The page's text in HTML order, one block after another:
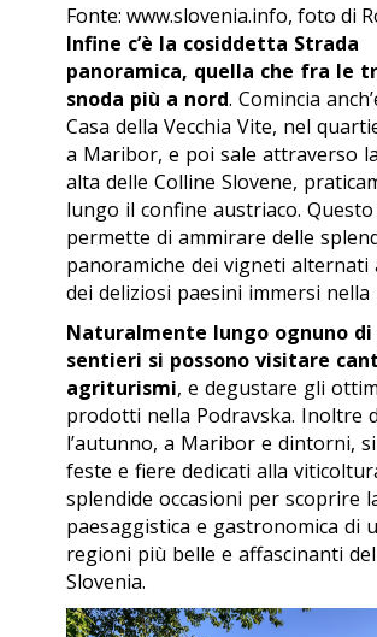
Fonte: www.slovenia.info, foto di
Infine c’è la cosiddetta Strada
panoramica, quella che fra le
snoda più a nord. Comincia
Casa della Vecchia Vite, nel
a Maribor, e poi sale attraverso
alta delle Colline Slovene,
lungo il confine austriaco.
permette di ammirare delle
panoramiche dei vigneti alternati
dei deliziosi paesini immersi nella
Naturalmente lungo ognuno
sentieri si possono visitare
agriturismi, e degustare gli
prodotti nella Podravska. Inoltre
l’autunno, a Maribor e dintorni,
feste e fiere dedicati alla
splendide occasioni per scoprire
paesaggistica e gastronomica di
regioni più belle e affascinanti
Slovenia.